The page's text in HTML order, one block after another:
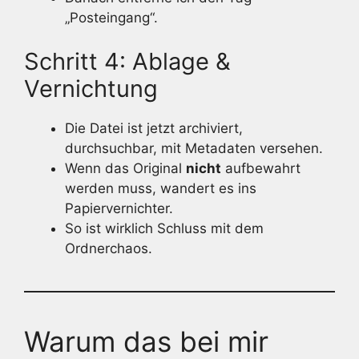
„Posteingang“.
Schritt 4: Ablage &
Vernichtung
Die Datei ist jetzt archiviert,
durchsuchbar, mit Metadaten versehen.
Wenn das Original nicht aufbewahrt
werden muss, wandert es ins
Papiervernichter.
So ist wirklich Schluss mit dem
Ordnerchaos.
Warum das bei mir